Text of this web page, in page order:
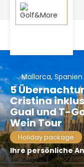
Mallorca, Spanien
5
Cristina
Gual und T-
Wein Tour
Holiday package
Ihre persönliche